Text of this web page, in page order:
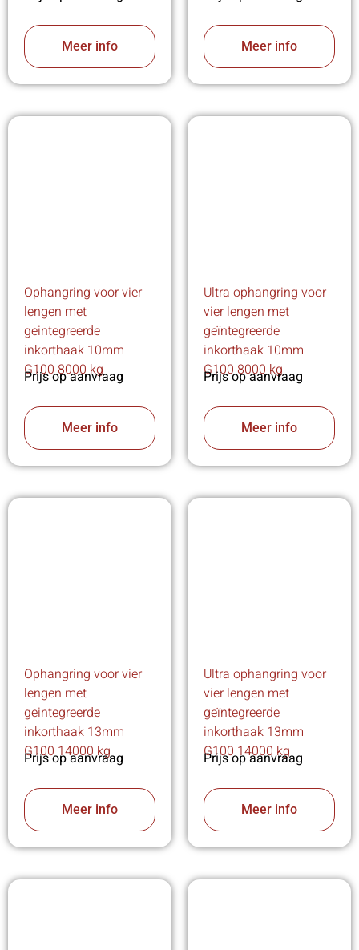
Meer info Meer info
Ophangring voor vier
lengen met
geintegreerde
inkorthaak 10mm
G100 8000 kg
Prijs op aanvraag
Meer info
Ultra ophangring voor
vier lengen met
geïntegreerde
inkorthaak 10mm
G100 8000 kg
Prijs op aanvraag
Meer info
Ophangring voor vier
lengen met
geintegreerde
inkorthaak 13mm
G100 14000 kg
Prijs op aanvraag
Meer info
Ultra ophangring voor
vier lengen met
geïntegreerde
inkorthaak 13mm
G100 14000 kg
Prijs op aanvraag
Meer info